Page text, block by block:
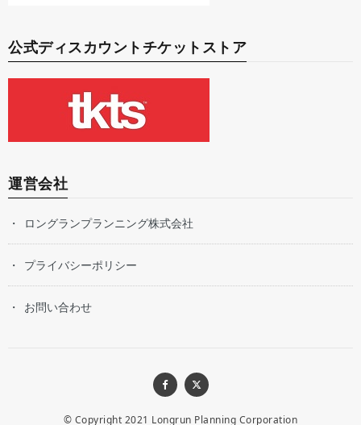
公式ディスカウントチケットストア
運営会社
ロングランプランニング株式会社
プライバシーポリシー
お問い合わせ
© Copyright 2021 Longrun Planning Corporation